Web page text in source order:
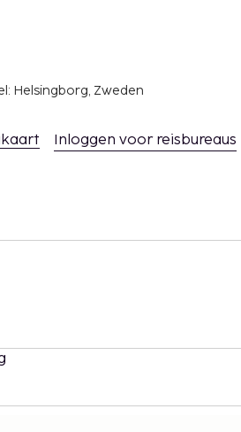
Helsingborg, Zweden
Inloggen voor reisbureaus